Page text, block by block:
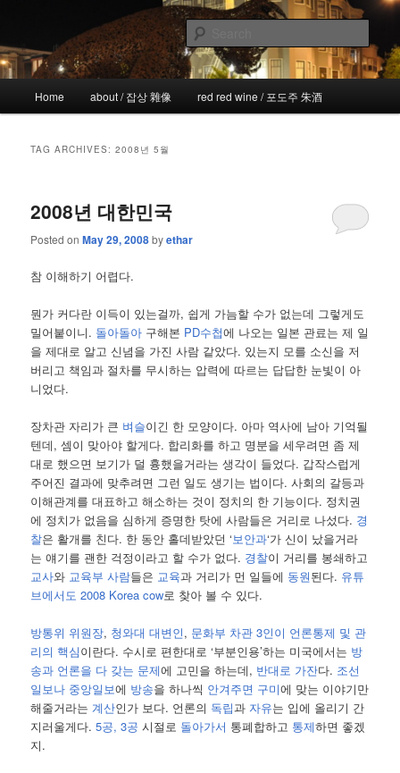
primary
content
secondary
content!wicked
the more I see the less I know
Home about / 잡상 雜像 red red wine / 포도주 朱酒
TAG ARCHIVES:2008년 5월
2008년 대한민국
Posted onMay 29, 2008byethar
참 이해하기 어렵다.
뭔가 커다란 이득이 있는걸까, 쉽게 가늠할 수가 없는데 그렇게도
밀어붙이니. 돌아돌아 구해본 PD수첩에 나오는 일본 관료는 제 일
을 제대로 알고 신념을 가진 사람 같았다. 있는지 모를 소신을 저
버리고 책임과 절차를 무시하는 압력에 따르는 답답한 눈빛이 아
니었다.
장차관 자리가 큰 벼슬이긴 한 모양이다. 아마 역사에 남아 기억될
텐데, 셈이 맞아야 할게다. 합리화를 하고 명분을 세우려면 좀 제
대로 했으면 보기가 덜 흉했을거라는 생각이 들었다. 갑작스럽게
주어진 결과에 맞추려면 그런 일도 생기는 법이다. 사회의 갈등과
이해관계를 대표하고 해소하는 것이 정치의 한 기능이다. 정치권
에 정치가 없음을 심하게 증명한 탓에 사람들은 거리로 나섰다. 경
찰은 활개를 친다. 한 동안 홀데받았던 ‘보안과‘가 신이 났을거라
는 얘기를 괜한 걱정이라고 할 수가 없다. 경찰이 거리를 봉쇄하고
교사와 교육부 사람들은 교육과 거리가 먼 일들에 동원된다. 유튜
브에서도 2008 Korea cow로 찾아 볼 수 있다.
방통위 위원장, 청와대 대변인, 문화부 차관 3인이 언론통제 및 관
리의 핵심이란다. 수시로 편한대로 ‘부분인용’하는 미국에서는 방
송과 언론을 다 갖는 문제에 고민을 하는데, 반대로 가잔다. 조선
일보나 중앙일보에 방송을 하나씩 안겨주면 구미에 맞는 이야기만
해줄거라는계산인가 보다. 언론의 독립과 자유는 입에 올리기 간
지러울게다.5공, 3공 시절로 돌아가서 통폐합하고 통제하면 좋겠
지.